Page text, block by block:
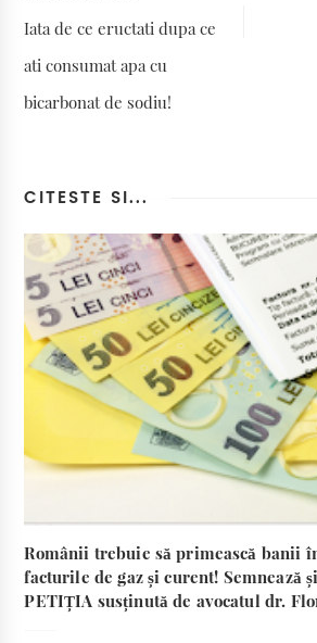
Iata de ce eructati dupa ce
ati consumat apa cu
bicarbonat de sodiu!
CITESTE SI...
Românii trebuie să primească banii
facturile de gaz și curent! Semnează
PETIȚIA susținută de avocatul dr.